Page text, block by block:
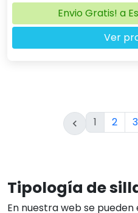
Envio Gratis! a
Ver
 1 2 3
Tipología de
En nuestra web se